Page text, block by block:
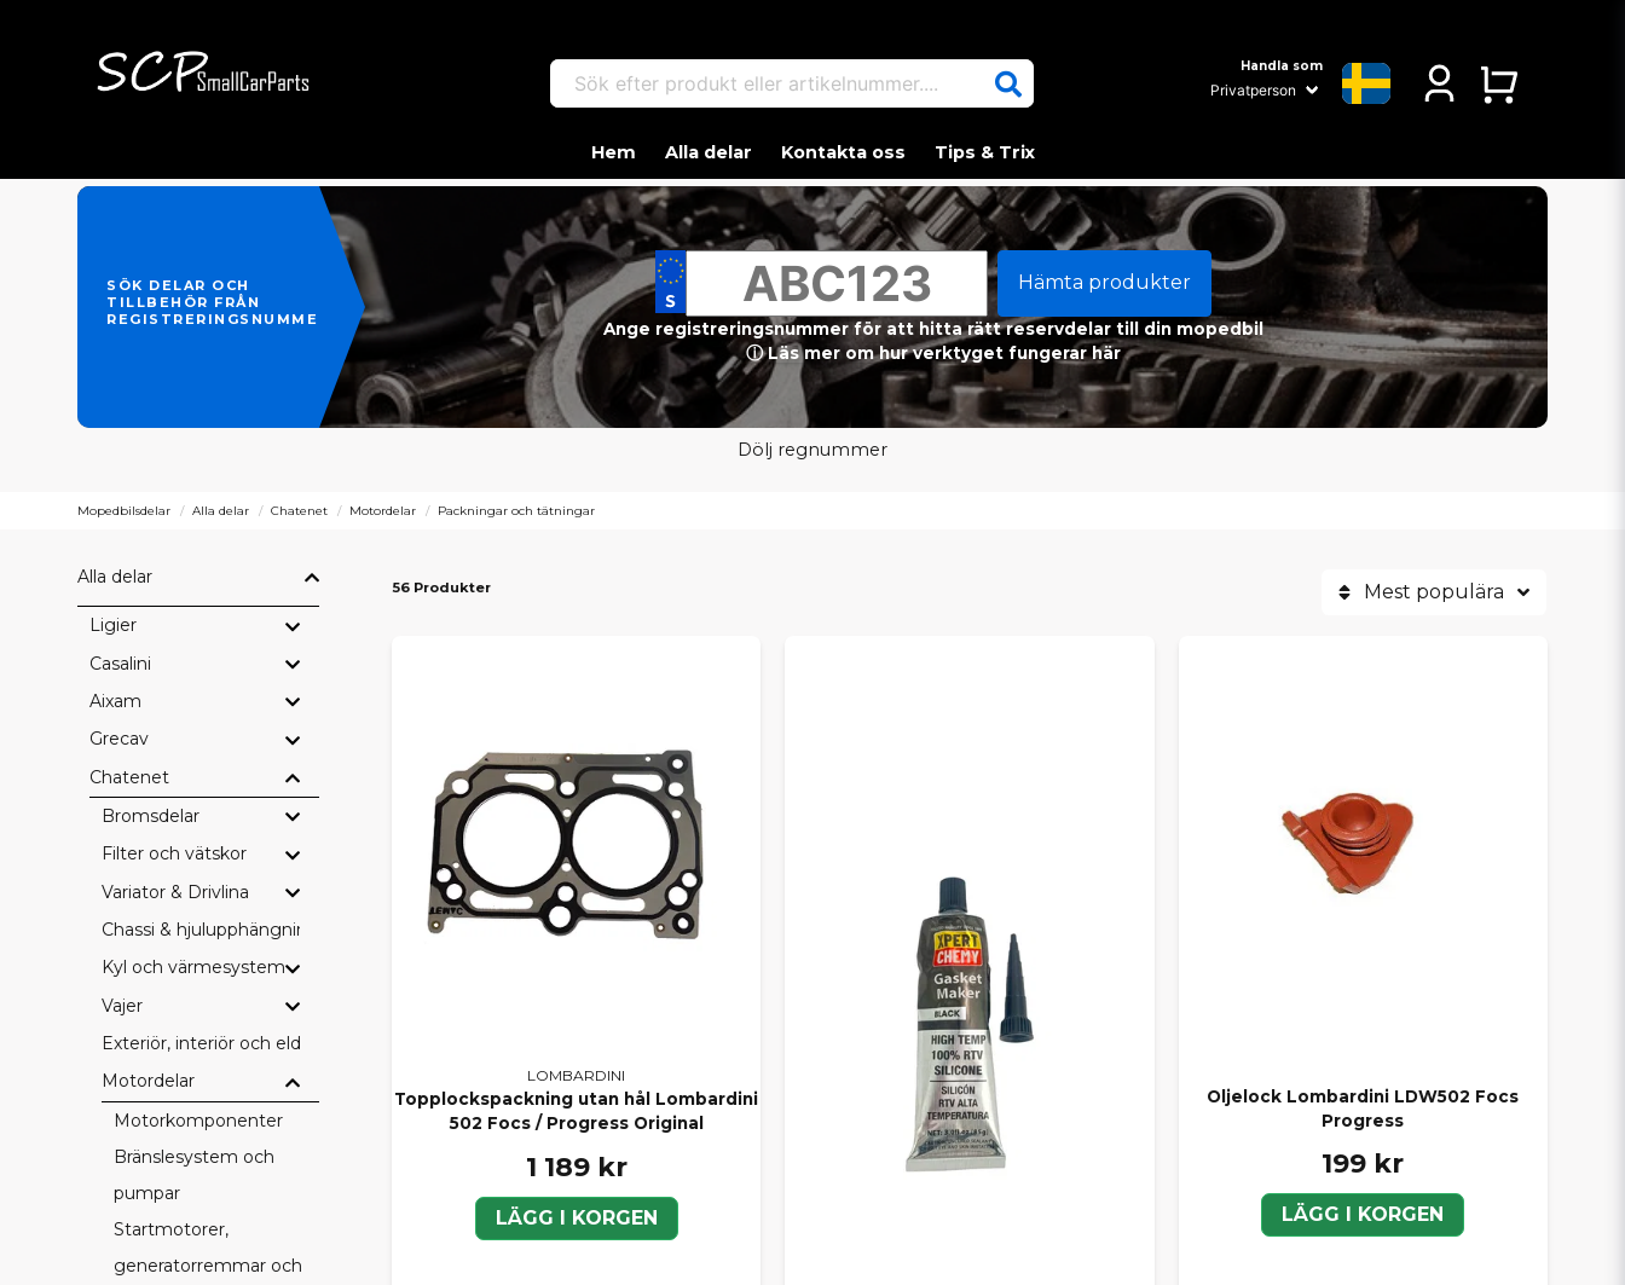
Sök efter produkt eller artikelnummer.... Handla som
Hem Alla delar Kontakta oss Tips & Trix
SÖK DELAR OCH
TILLBEHÖR FRÅN
REGISTRERINGSNUMMER
Hämta produkter
Ange registreringsnummer för att hitta rätt reservdelar till din mopedbil
ⓘ Läs mer om hur verktyget fungerar här
Dölj regnummer
Mopedbilsdelar Alla delar Chatenet Motordelar Packningar och tätningar
Alla delar
Ligier
Casalini
Aixam
Grecav
Chatenet
Bromsdelar
Filter och vätskor
Variator & Drivlina
Chassi & hjulupphängning
Kyl och värmesystem
Vajer
Exteriör, interiör och eldetaljer
Motordelar
Motorkomponenter
Bränslesystem och
pumpar
Startmotorer,
generatorremmar och
56 Produkter Mest populära
LOMBARDINI
Topplockspackning utan hål Lombardini
502 Focs / Progress Original
1 189 kr
LÄGG I KORGEN
Oljelock Lombardini LDW502 Focs
Progress
199 kr
LÄGG I KORGEN